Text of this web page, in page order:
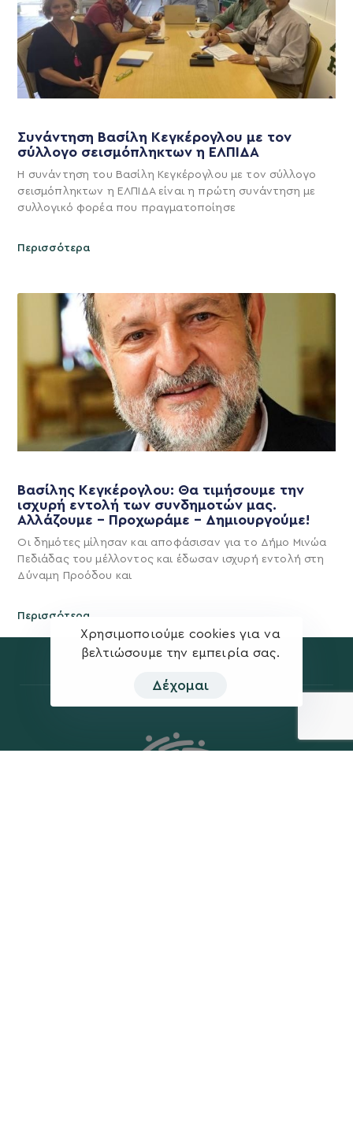
Συνάντηση Βασίλη Κεγκέρογλου με τον
σύλλογο σεισμόπληκτων η ΕΛΠΙΔΑ
Η συνάντηση του Βασίλη Κεγκέρογλου με τον σύλλογο
σεισμόπληκτων η ΕΛΠΙΔΑ είναι η πρώτη συνάντηση με
συλλογικό φορέα που πραγματοποίησε
Περισσότερα
Βασίλης Κεγκέρογλου: Θα τιμήσουμε την
ισχυρή εντολή των συνδημοτών μας.
Αλλάζουμε – Προχωράμε – Δημιουργούμε!
Οι δημότες μίλησαν και αποφάσισαν για το Δήμο Μινώα
Πεδιάδας του μέλλοντος και έδωσαν ισχυρή εντολή στη
Δύναμη Προόδου και
Περισσότερα
Χρησιμοποιούμε cookies για να
βελτιώσουμε την εμπειρία σας.
Δέχομαι